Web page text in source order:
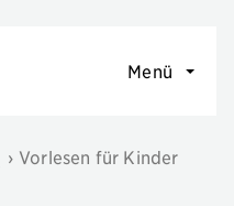
Menü
› Vorlesen für Kinder